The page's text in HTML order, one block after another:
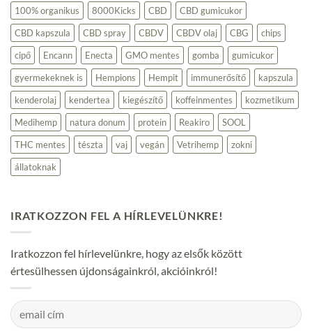
választás
a
környezettudatos
fogyasztóknak
bejegyzéshez
100% organikus 8000Kicks CBD
CBD gumicukor
CBD kapszula
CBD spray CBDV CBDV olaj CBG
chips
cipő
Encann Enecta GMO mentes gomba
gumicukor
gyermekeknek is
Hempions Hempit immunerősítő
kapszula
kenderolaj
kendertea kiegészítő koffeinmentes
kozmetikum
Medihemp
natura donum protein Reakiro
SOOL
THC mentes
tészta vaj vegán Vetrihemp
zokni
állatoknak
IRATKOZZON FEL A HÍRLEVELÜNKRE!
Iratkozzon fel hírlevelünkre, hogy az elsők között
értesülhessen újdonságainkról, akcióinkról!